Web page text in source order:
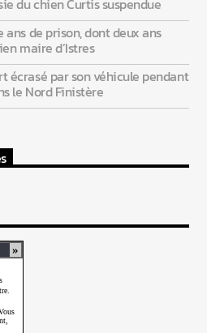
du chien Curtis suspendue
de prison, dont deux ans
maire d’Istres
écrasé par son véhicule pendant
le Nord Finistère